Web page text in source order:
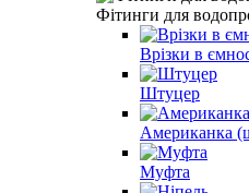
Фітинги для
Врізки в
Штуцер
Американка
Муфта